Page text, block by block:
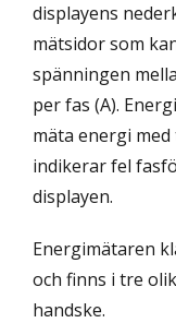
displayens
mätsidor som
spänningen
per fas (A).
mäta energi
indikerar fel
displayen.
Energimätaren
och finns i tre
handske.